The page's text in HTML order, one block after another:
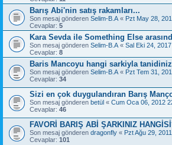
Barış Abi'nin satış rakamları...
Son mesaj gönderen Selim-B.A « Pzt May 28,
Cevaplar: 5
Kara Sevda ile Something Else
Son mesaj gönderen Selim-B.A « Sal Eki 24,
Cevaplar: 8
Baris Mancoyu hangi sarkiyla tanidiniz
Son mesaj gönderen Selim-B.A « Pzt Tem 31,
Cevaplar: 34
Sizi en çok duygulandıran Barış
Son mesaj gönderen betül « Cum Oca 06, 2012
Cevaplar: 46
FAVORİ BARIŞ ABİ ŞARKINIZ
Son mesaj gönderen dragonfly « Pzt Ağu 29,
Cevaplar: 101